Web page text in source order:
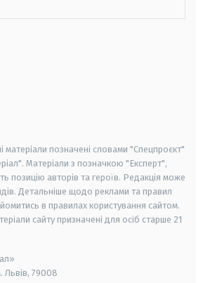
матеріали позначені словами "Спецпроєкт"
Матеріали з позначкою "Експерт",
позицію авторів та героїв. Редакція може
Детальніше щодо реклами та правил
в правилах користування сайтом.
сайту призначені для осіб старше 21
Львів, 79008